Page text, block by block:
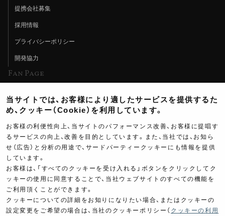
提携会社募集
採用情報
プライバシーポリシー
開発協力
Fan Page
ヨシムラTV
イベント情報
イベントスケジュール
ツーリングブレイクタイム
製品ポスター
当サイトでは、お客様により適したサービスを提供するた
め、クッキー（Cookie）を利用しています。
お客様の利便性向上、当サイトのパフォーマンス改善、お客様に提唱す
るサービスの向上、改善を目的としています。また、当社では、お知ら
せ（広告）と分析の用途で、サードパーティークッキーにも情報を提供
しています。
お客様は、「すべてのクッキーを受け入れる」ボタンをクリックしてク
ッキーの使用に同意することで、当社ウェブサイトのすべての機能を
ご利用頂くことができます。
クッキーについての詳細をお知りになりたい場合、またはクッキーの
設定変更をご希望の場合は、当社のクッキーポリシー（ クッキーの利用